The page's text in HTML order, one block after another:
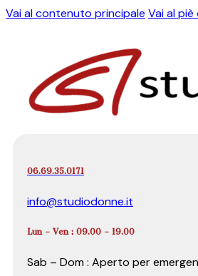
Vai al contenuto principale Vai al
06.69.35.0171
info@studiodonne.it
Lun – Ven : 09.00 – 19.00
Sab – Dom : Aperto per